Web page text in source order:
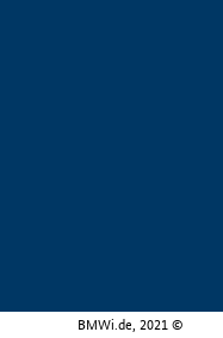
BMWi.de, 2021 ©